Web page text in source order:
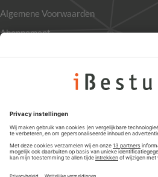
Algemene Voorwaarden
Abonnement
Privacyinstellingen